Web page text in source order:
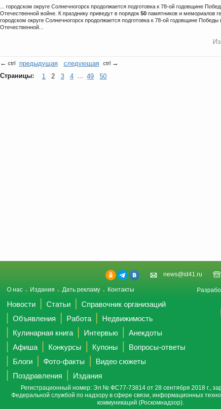
... городском округе Солнечногорск продолжается подготовка к 78-ой годовщине
Отечественной войне. К празднику приведут в порядок 50 памятников и мемориалов
городском округе Солнечногорск продолжается подготовка к 78-ой годовщине Победы
Отечественной...
← ctrl предыдущая следующая ctrl →
Страницы:
1 2 3 4 ... 49 50
news@id41.ru
О нас Издания Дать рекламу Контакты
Новости Статьи
Справочник организаций
Объявления
Работа
Недвижимость
Кулинарная книга
Интервью
Анекдоты
Афиша
Конкурсы Купоны
Вопросы-ответы
Блоги
Фото-факты
Видео сюжеты
Поздравления
Издания
Регистрационный номер: Эл № ФС77-73814 от 28 сентября 2018 г.,
Федеральной службой по надзору в сфере связи, информационных
коммуникаций (Роскомнадзор).